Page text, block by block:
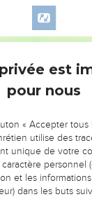
bien. Mon
la région
de
pour eux, je t'en
»
de prendre 60
deux sacs, lui
devant
les prit de
est
pour nous
« Accepter tous
utilise des
unique de votre
personnel
et les
dans les buts